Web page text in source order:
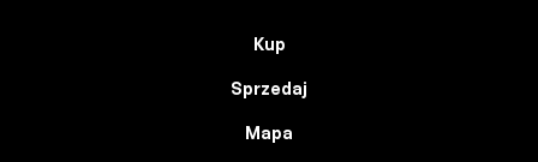
Kup
Sprzedaj
Mapa